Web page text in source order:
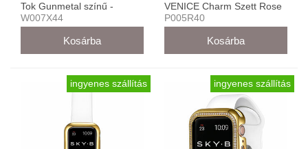
Tok Gunmetal színű -
W007X44
W007X44
VENICE Charm Szett Rose
Arany Színű - P005R40 (40
P005R40
ingyenes szállítás ingyenes szállítás